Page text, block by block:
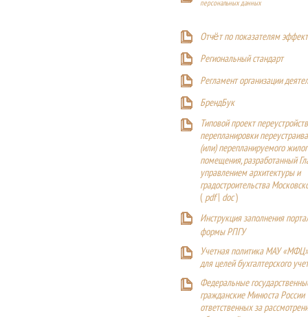
персональных данных
Отчёт по показателям
Региональный стандарт
Регламент организации
БрендБук
Типовой проект
перепланировки
(или) перепланируемого
помещения, разработанный
управлением архитектуры и
градостроительства
(pdf| doc)
Инструкция заполнения
формы РПГУ
Учетная политика МАУ
для целей бухгалтерского
Федеральные
гражданские Минюста России
ответственных за